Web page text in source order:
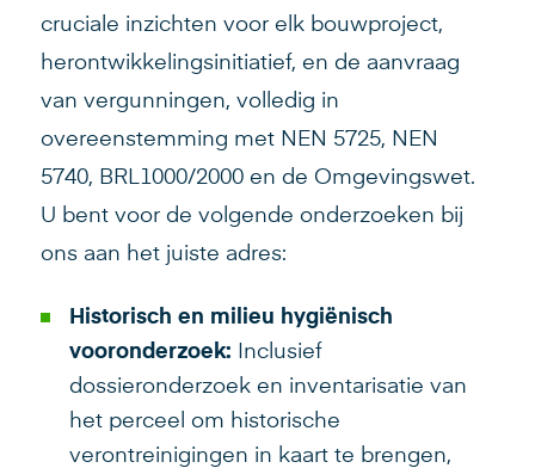
cruciale inzichten voor elk bouwproject,
herontwikkelingsinitiatief, en de aanvraag
van vergunningen, volledig in
overeenstemming met NEN 5725, NEN
5740, BRL1000/2000 en de Omgevingswet.
U bent voor de volgende onderzoeken bij
ons aan het juiste adres:
Historisch en milieu hygiënisch
vooronderzoek: Inclusief
dossieronderzoek en inventarisatie van
het perceel om historische
verontreinigingen in kaart te brengen,